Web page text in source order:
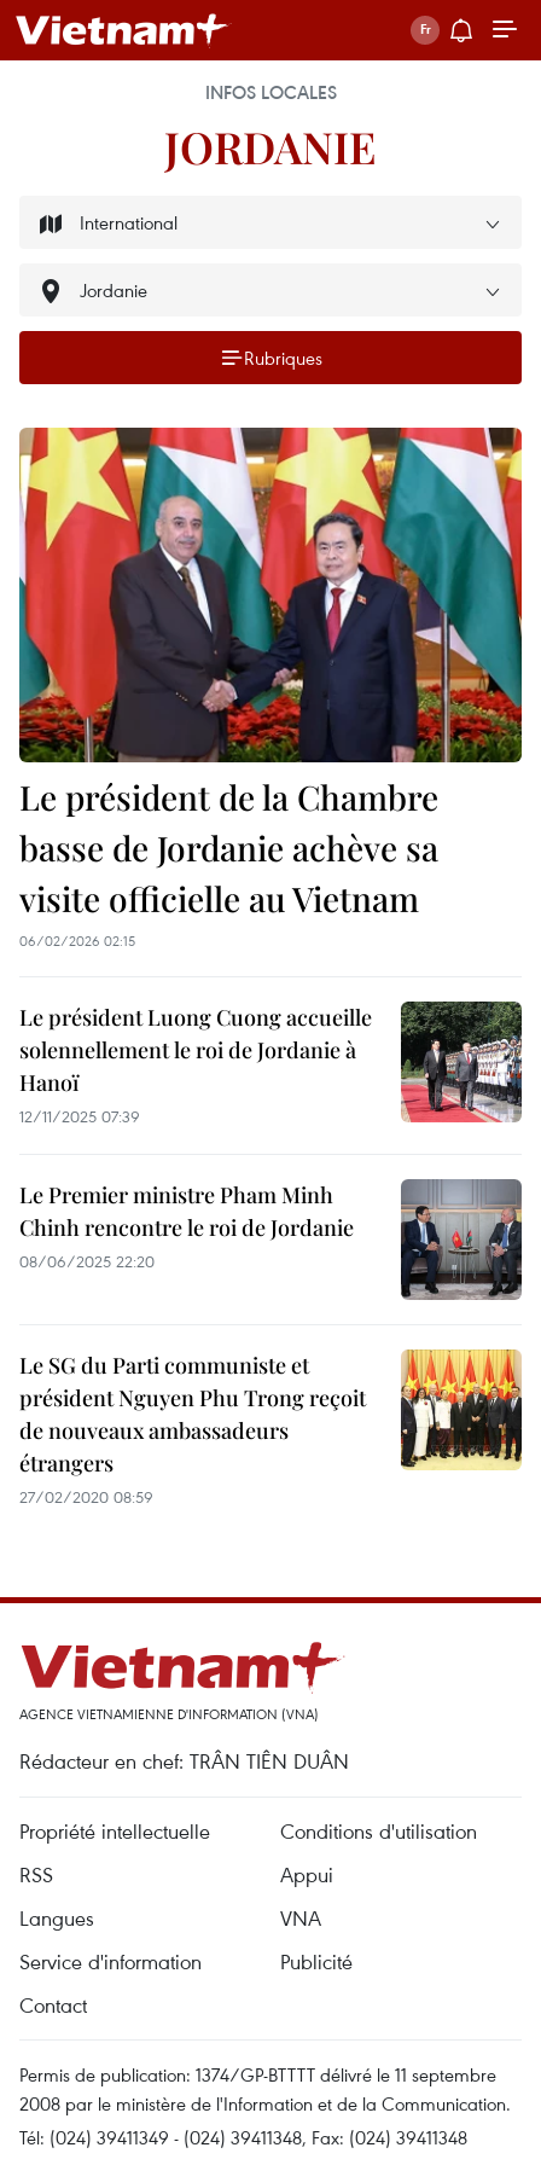
INFOS LOCALES
JORDANIE
Rubriques
Le président de la Chambre
basse de Jordanie achève sa
visite officielle au Vietnam
06/02/2026 02:15
Le président Luong Cuong accueille
solennellement le roi de Jordanie à
Hanoï
12/11/2025 07:39
Le Premier ministre Pham Minh
Chinh rencontre le roi de Jordanie
08/06/2025 22:20
Le SG du Parti communiste et
président Nguyen Phu Trong reçoit
de nouveaux ambassadeurs
étrangers
27/02/2020 08:59
AGENCE VIETNAMIENNE D'INFORMATION (VNA)
Rédacteur en chef: TRÂN TIÊN DUÂN
Propriété intellectuelle
Conditions d'utilisation
RSS
Appui
Langues
VNA
Service d'information
Publicité
Contact
Permis de publication: 1374/GP-BTTTT délivré le 11 septembre
2008 par le ministère de l'Information et de la Communication.
Tél: (024) 39411349 - (024) 39411348, Fax: (024) 39411348